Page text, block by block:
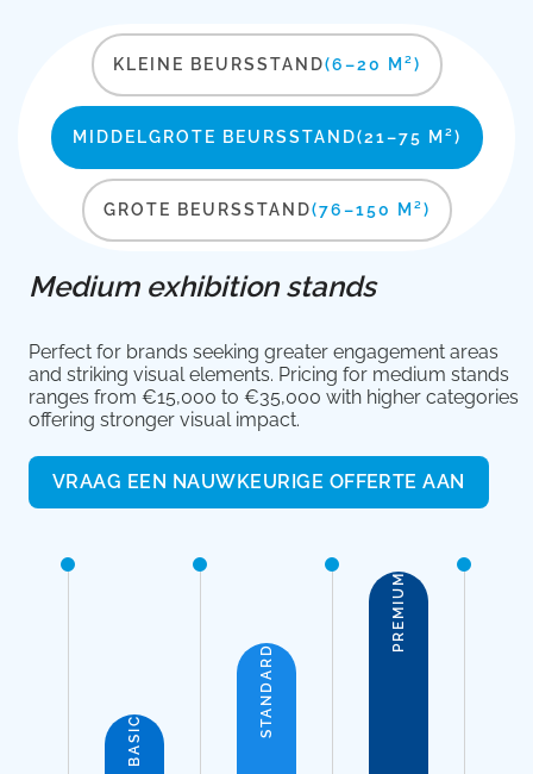
KLEINE BEURSSTAND(6–20 M²)
MIDDELGROTE BEURSSTAND(21–75 M²)
GROTE BEURSSTAND(76–150 M²)
Medium exhibition stands
Perfect for brands seeking greater engagement areas
and striking visual elements. Pricing for medium stands
ranges from €15,000 to €35,000 with higher categories
offering stronger visual impact.
VRAAG EEN NAUWKEURIGE OFFERTE AAN
BASIC
STANDARD
PREMIUM